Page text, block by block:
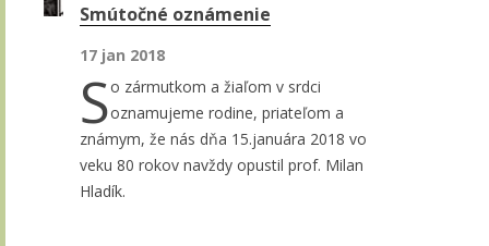
Smútočné oznámenie
17 jan 2018
So zármutkom a žiaľom v srdci
oznamujeme rodine, priateľom a
známym, že nás dňa 15.januára 2018 vo
veku 80 rokov navždy opustil prof. Milan
Hladík.